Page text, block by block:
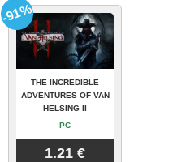
THE INCREDIBLE
ADVENTURES OF VAN
HELSING II
PC
1.21 €
-91%